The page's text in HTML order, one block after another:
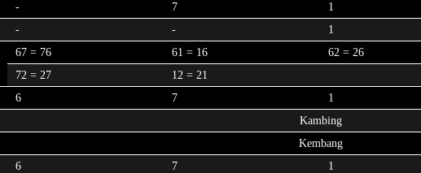
- 7 1
- - 1
67 = 76 61 = 16 62 = 26
72 = 27
12 = 21
6 7 1
Kambing
Kembang
6 7 1